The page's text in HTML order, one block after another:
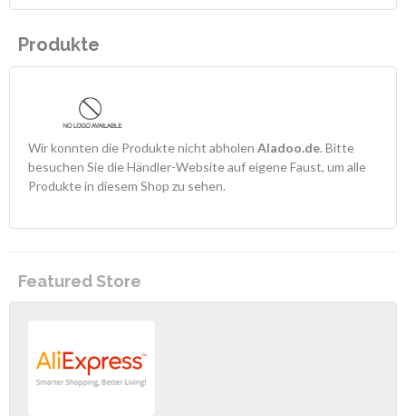
Produkte
Wir konnten die Produkte nicht abholen Aladoo.de. Bitte
besuchen Sie die Händler-Website auf eigene Faust, um alle
Produkte in diesem Shop zu sehen.
Featured Store